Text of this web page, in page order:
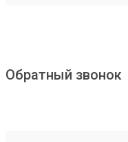
Обратный звонок